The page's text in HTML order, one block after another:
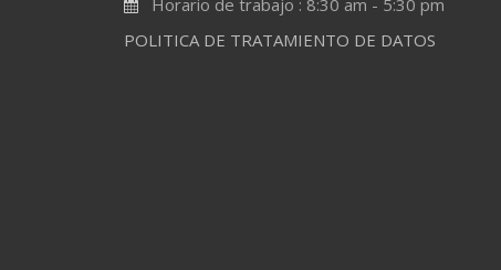
Horario de trabajo : 8:30 am - 5:30 pm
POLITICA DE TRATAMIENTO DE DATOS